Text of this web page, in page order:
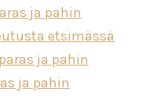
ja pahin
etsimässä
ja pahin
ja pahin